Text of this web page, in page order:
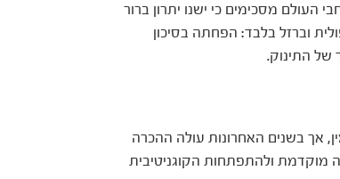
העולם מסכימים כי ישנו יתרון ברור
וברזל בלבד: הפחתה בסיכון
של התינוק.
המולטי-ויטמין, אך בשנים האחרונות עולה ההכרה
מוקדמת ולהתפתחות הקוגניטיבית